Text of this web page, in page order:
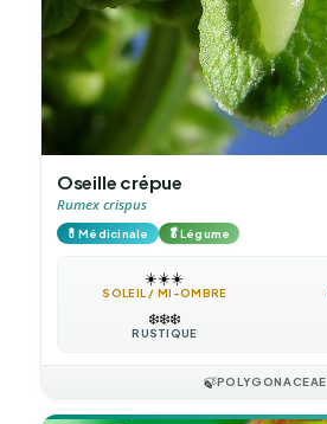
Oseille crépue
Rumex crispus
💊Médicinale 🥬Légume
☀️☀️☀️
SOLEIL / MI-OMBRE
❄️❄️❄️
RUSTIQUE
🍃POLYGONACEAE